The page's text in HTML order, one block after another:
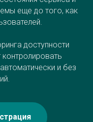
еще до того, как
доступности
и без